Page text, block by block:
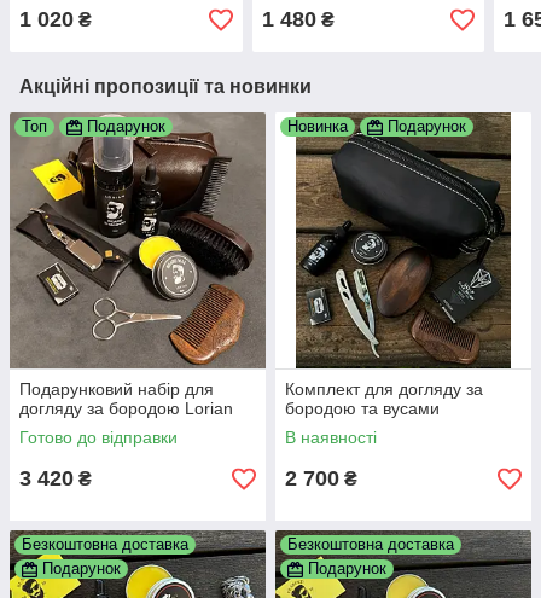
1 020 ₴ 1 480₴ 1
Акційні пропозиції та новинки
Топ Подарунок
Подарунковий набір для
догляду за бородою Lorian
Готово до відправки
3 420 ₴
Новинка Подарунок
Комплект для догляду за
бородою та вусами
В наявності
2 700 ₴
Безкоштовна доставка
Подарунок
Безкоштовна доставка
Подарунок